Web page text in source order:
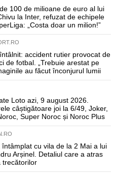
100 de milioane de euro al lui
la Inter, refuzat de echipele
„Costa doar un milion!”
accident rutier provocat de
de fotbal. „Trebuie arestat pe
au făcut înconjurul lumii
Loto azi, 9 august 2026.
câștigătoare joi la 6/49, Joker,
Super Noroc și Noroc Plus
întâmplat cu vila de la 2 Mai a lui
Arșinel. Detaliul care a atras
trecătorilor